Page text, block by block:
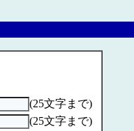
(25文字まで)
(25文字まで)